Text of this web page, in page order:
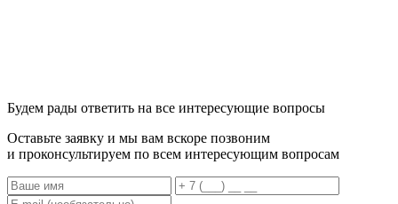
Будем рады ответить на все интересующие вопросы
Оставьте заявку и мы вам вскоре позвоним
и проконсультируем по всем интересующим вопросам